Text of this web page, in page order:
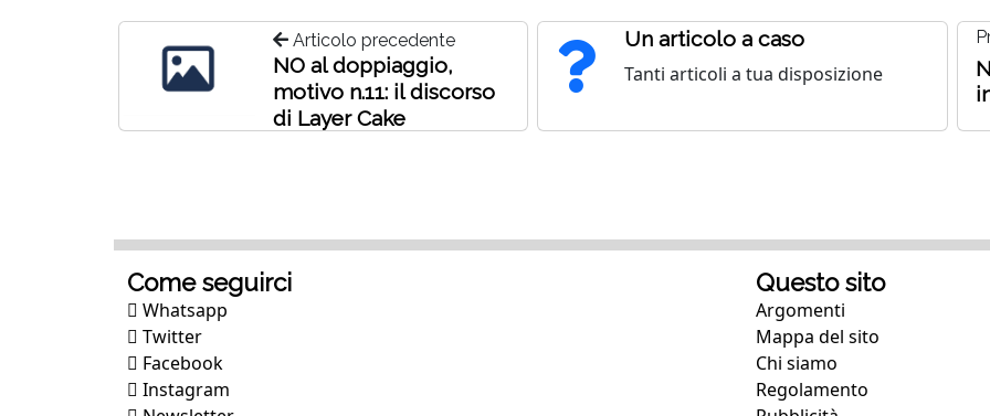
Articolo precedente
NO al doppiaggio,
motivo n.11: il discorso
di Layer Cake
Un articolo a caso
Tanti articoli a tua disposizione
Come seguirci
Whatsapp
Twitter
Facebook
Instagram
Questo sito
Argomenti
Mappa del sito
Chi siamo
Regolamento